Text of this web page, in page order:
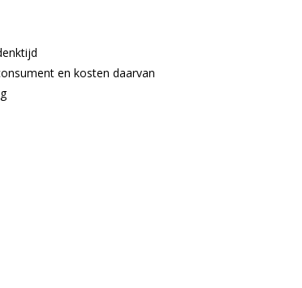
en kosten daarvan